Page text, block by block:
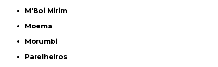
M'Boi Mirim
Moema
Morumbi
Parelheiros